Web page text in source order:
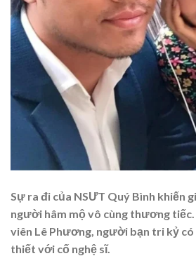
Sự ra đi của NSƯT Quý Bình khiến
người hâm mộ vô cùng thương
viên Lê Phương, người bạn tri kỷ có
thiết với cố nghệ sĩ.